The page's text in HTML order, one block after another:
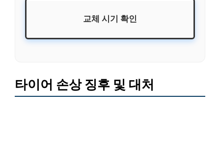
교체 시기 확인
타이어 손상 징후 및 대처